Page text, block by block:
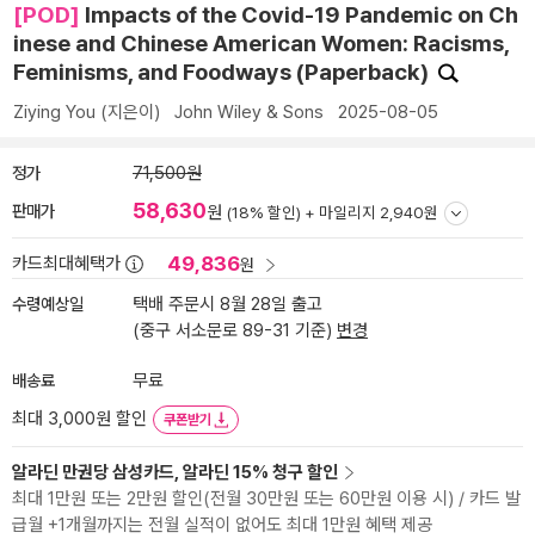
[POD] Impacts of the Covid-19 Pandemic on Ch
inese and Chinese American Women: Racisms,
Feminisms, and Foodways (Paperback)
Ziying You (지은이) John Wiley & Sons 2025-08-05
정가 71,500원
판매가 58,630원 (18% 할인) + 마일리지 2,940원
카드최대혜택가 49,836원
수령예상일
택배 주문시 8월 28일 출고
(중구 서소문로 89-31 기준) 변경
배송료
무료
최대 3,000원 할인
쿠폰받기
알라딘 만권당 삼성카드, 알라딘 15% 청구 할인
최대 1만원 또는 2만원 할인(전월 30만원 또는 60만원 이용 시) / 카드 발
급월 +1개월까지는 전월 실적이 없어도 최대 1만원 혜택 제공